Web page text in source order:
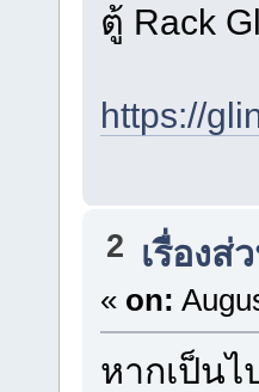
ตู้ Rack
https://
2 เรื่องส่
« on:
หากเป็น